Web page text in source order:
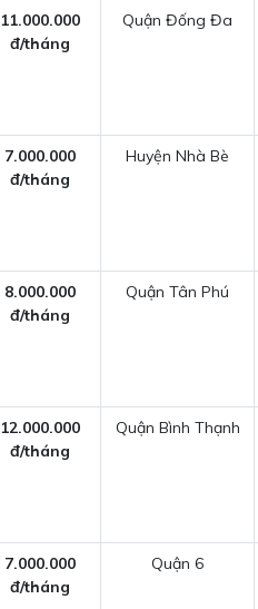
11.000.000
đ/tháng
Quận Đống Đa
7.000.000
đ/tháng
Huyện Nhà Bè
8.000.000
đ/tháng
Quận Tân Phú
12.000.000
đ/tháng
Quận Bình Thạnh
7.000.000
đ/tháng
Quận 6